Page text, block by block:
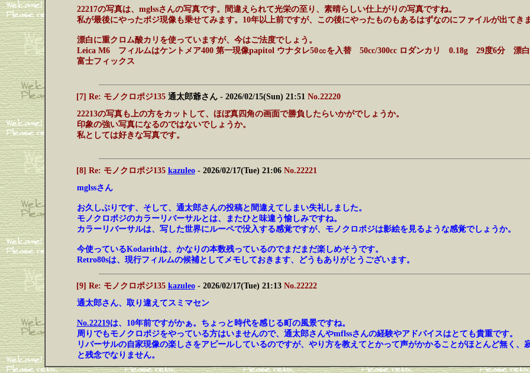
22217の写真は、mglssさんの写真です。間違えられて光栄の至り、素晴らしい仕上がりの写真ですね。
私が最後にやったポジ現像も乗せてみます。10年以上前ですが、この後にやったものもあるはずなのにファイルが出てき
漂白に重クロム酸カリを使っていますが、今はご法度でしょう。
Leica M6 フィルムはケントメア400 第一現像papitol ウナタレ50㏄を入替 50cc/300cc ロダンカリ 0.18g 29度6分
富士フィックス
[7] Re: モノクロポジ135 通太郎爺さん- 2026/02/15(Sun) 21:51 No.22220
22213の写真も上の方をカットして、ほぼ真四角の画面で勝負したらいかがでしょうか。
印象の強い写真になるのではないでしょうか。
私としては好きな写真です。
[8] Re: モノクロポジ135 kazuleo- 2026/02/17(Tue) 21:06 No.22221
mglssさん
お久しぶりです、そして、通太郎さんの投稿と間違えてしまい失礼しました。
モノクロポジのカラーリバーサルとは、またひと味違う愉しみですね。
カラーリバーサルは、写した世界にルーペで没入する感覚ですが、モノクロポジは影絵を見るような感覚でしょうか。
今使っているKodarithは、かなりの本数残っているのでまだまだ楽しめそうです。
Retro80sは、現行フィルムの候補としてメモしておきます、どうもありがとうございます。
[9] Re: モノクロポジ135 kazuleo- 2026/02/17(Tue) 21:13 No.22222
通太郎さん、取り違えてスミマセン
No.22219は、10年前ですがかぁ。ちょっと時代を感じる町の風景ですね。
周りでもモノクロポジをやっている方はいませんので、通太郎さんやmflssさんの経験やアドバイスはとても貴重です。
リバーサルの自家現像の楽しさをアピールしているのですが、やり方を教えてとかって声がかかることがほとんど無く
と残念でなりません。